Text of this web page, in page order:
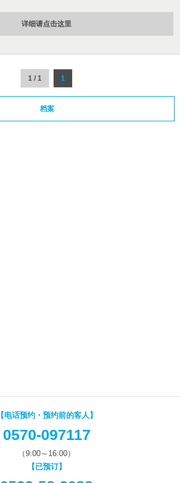
详细请点击这里
1 / 1 1
档案
【电话预约・预约前的客人】
0570-097117
（9:00～16:00）
【已预订】